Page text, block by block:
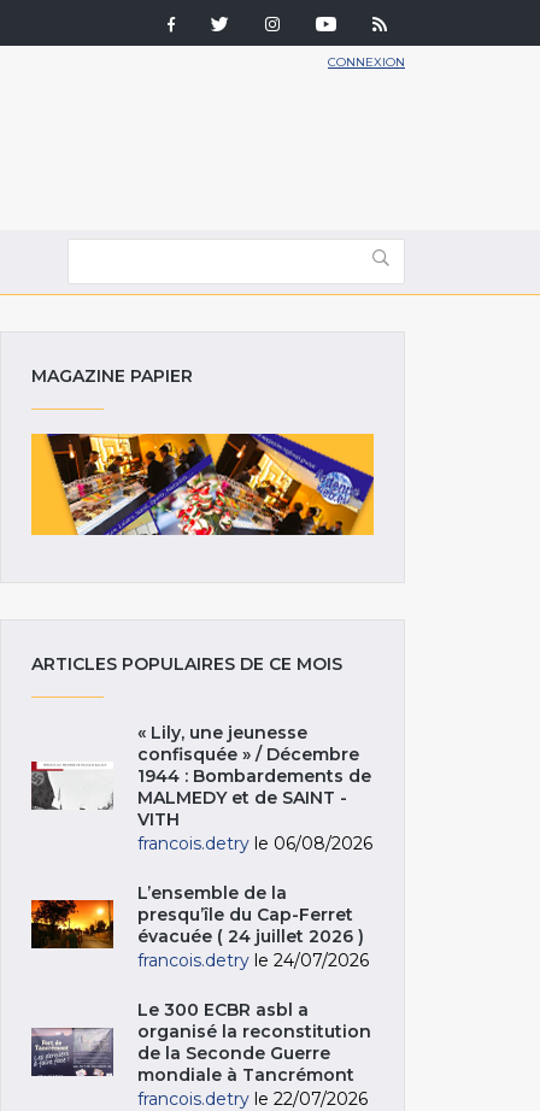
CONNEXION
MAGAZINE PAPIER
ARTICLES POPULAIRES DE CE MOIS
« Lily, une jeunesse
confisquée » / Décembre
1944 : Bombardements de
MALMEDY et de SAINT -
VITH
francois.detry le 06/08/2026
L’ensemble de la
presqu’île du Cap-Ferret
évacuée ( 24 juillet 2026 )
francois.detry le 24/07/2026
Le 300 ECBR asbl a
organisé la reconstitution
de la Seconde Guerre
mondiale à Tancrémont
francois.detry le 22/07/2026